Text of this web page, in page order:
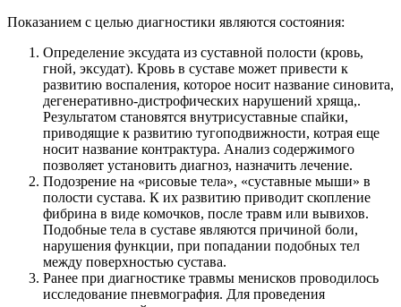
Показанием с целью диагностики являются состояния:
Определение эксудата из суставной полости (кровь,
гной, эксудат). Кровь в суставе может привести к
развитию воспаления, которое носит название синовита,
дегенеративно-дистрофических нарушений хряща,.
Результатом становятся внутрисуставные спайки,
приводящие к развитию тугоподвижности, котрая еще
носит название контрактура. Анализ содержимого
позволяет установить диагноз, назначить лечение.
Подозрение на «рисовые тела», «суставные мыши» в
полости сустава. К их развитию приводит скопление
фибрина в виде комочков, после травм или вывихов.
Подобные тела в суставе являются причиной боли,
нарушения функции, при попадании подобных тел
между поверхностью сустава.
Ранее при диагностике травмы менисков проводилось
исследование пневмография. Для проведения